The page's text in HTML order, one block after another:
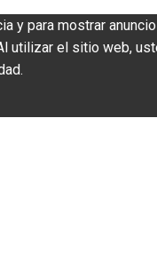
y para mostrar
utilizar el sitio web,